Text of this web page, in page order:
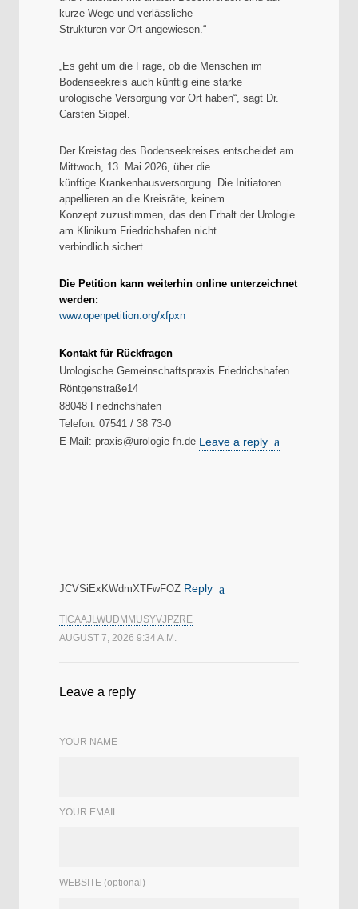
kurze Wege und verlässliche
Strukturen vor Ort angewiesen.“
„Es geht um die Frage, ob die Menschen im
Bodenseekreis auch künftig eine starke
urologische Versorgung vor Ort haben“, sagt Dr.
Carsten Sippel.
Der Kreistag des Bodenseekreises entscheidet am
Mittwoch, 13. Mai 2026, über die
künftige Krankenhausversorgung. Die Initiatoren
appellieren an die Kreisräte, keinem
Konzept zuzustimmen, das den Erhalt der Urologie
am Klinikum Friedrichshafen nicht
verbindlich sichert.
Die Petition kann weiterhin online unterzeichnet
werden:
www.openpetition.org/xfpxn
Kontakt für Rückfragen
Urologische Gemeinschaftspraxis Friedrichshafen
Röntgenstraße14
88048 Friedrichshafen
Telefon: 07541 / 38 73-0
E-Mail: praxis@urologie-fn.de Leave a reply
JCVSiExKWdmXTFwFOZ Reply
TICAAJLWUDMMUSYVJPZRE
AUGUST 7, 2026 9:34 A.M.
Leave a reply
YOUR NAME
YOUR EMAIL
WEBSITE (optional)